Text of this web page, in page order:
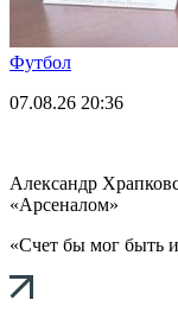
Футбол
07.08.26 20:36
Александр
«Арсеналом»
«Счет бы мог быть